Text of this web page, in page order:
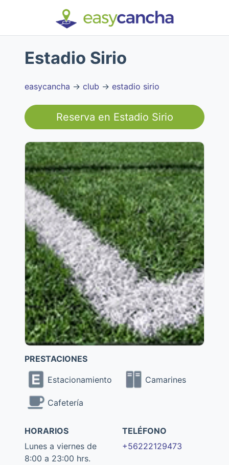
Estadio Sirio
easycancha → club → estadio sirio
Reserva en Estadio Sirio
PRESTACIONES
Estacionamiento Camarines
Cafetería
HORARIOS
Lunes a viernes de
8:00 a 23:00 hrs.
TELÉFONO
+56222129473